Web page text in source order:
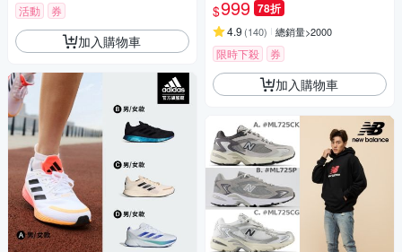
活動 券
加入購物車
$999 78折
4.9 (140) 總銷量>2000
限時下殺 券
加入購物車